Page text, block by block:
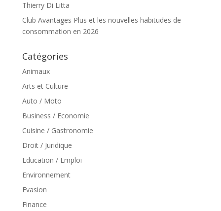
Thierry Di Litta
Club Avantages Plus et les nouvelles habitudes de
consommation en 2026
Catégories
Animaux
Arts et Culture
Auto / Moto
Business / Economie
Cuisine / Gastronomie
Droit / Juridique
Education / Emploi
Environnement
Evasion
Finance